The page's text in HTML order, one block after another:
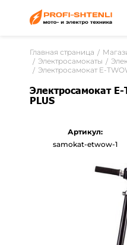
Главная страница
Электросамокаты
Электросамокат E-
Электросамокат E-
PLUS
Артикул:
samokat-etwow-1